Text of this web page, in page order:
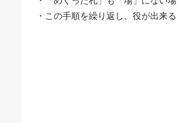
・この手順を繰り返し、役が出来